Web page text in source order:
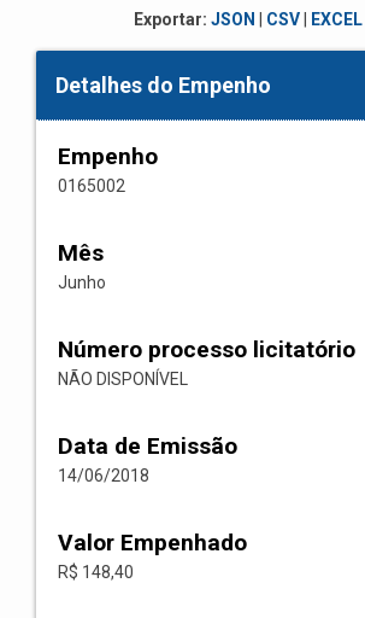
Exportar: JSON CSV| EXCEL|
Detalhes do Empenho
Empenho
0165002
Mês
Junho
Número processo licitatório
NÃO DISPONÍVEL
Data de Emissão
14/06/2018
Valor Empenhado
R$ 148,40